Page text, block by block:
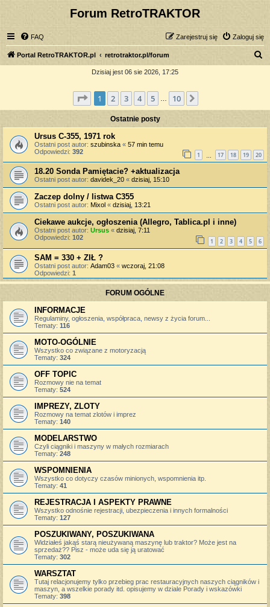
Forum RetroTRAKTOR
FAQ Zaloguj się
Zarejestruj się
Portal RetroTRAKTOR.pl retrotraktor.pl/forum
a
j
Dzisiaj jest 06 sie 2026, 17:25
Strona z10
1 2 3 4 5 10
Ostatnie posty
Ursus C-355, 1971 rok
Ostatni post autor: szubinska « 57 min temu
Odpowiedzi: 392 1 17 18 19 20
18.20 Sonda Pamiętacie? +aktualizacja
Ostatni post autor: davidek_20 « dzisiaj, 15:10
Zaczep dolny / listwa C355
Ostatni post autor: Mixol « dzisiaj, 13:21
Ciekawe aukcje, ogłoszenia (Allegro, Tablica.pl i inne)
Ostatni post autor: Ursus « dzisiaj, 7:11
Odpowiedzi: 102 1 2 3 4 5 6
SAM = 330 + ZIŁ ?
Ostatni post autor: Adam03 « wczoraj, 21:08
Odpowiedzi: 1
FORUM OGÓLNE
INFORMACJE
Regulaminy, ogłoszenia, współpraca, newsy z życia forum...
Tematy: 116
MOTO-OGÓLNIE
Wszystko co związane z motoryzacją
Tematy: 324
OFF TOPIC
Rozmowy nie na temat
Tematy: 524
IMPREZY, ZLOTY
Rozmowy na temat zlotów i imprez
Tematy: 140
MODELARSTWO
Czyli ciągniki i maszyny w małych rozmiarach
Tematy: 248
WSPOMNIENIA
Wszystko co dotyczy czasów minionych, wspomnienia itp.
Tematy: 41
REJESTRACJA I ASPEKTY PRAWNE
Wszystko odnośnie rejestracji, ubezpieczenia i innych formalności
Tematy: 127
POSZUKIWANY, POSZUKIWANA
Widziałeś jakąś starą nieużywaną maszynę lub traktor? Może jest na
sprzedaż?? Pisz - może uda się ją uratować
Tematy: 302
WARSZTAT
Tutaj relacjonujemy tylko przebieg prac restauracyjnych naszych ciągników i
maszyn, a wszelkie porady itd. opisujemy w dziale Porady i wskazówki
Tematy: 398